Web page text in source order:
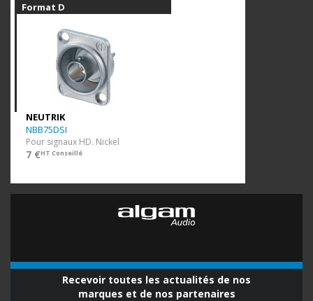
Format D
NEUTRIK
NBB75DSI
Pour signaux HD. Nickel
7 €HT Conseillé
Recevoir toutes les actualités de nos
marques et de nos partenaires